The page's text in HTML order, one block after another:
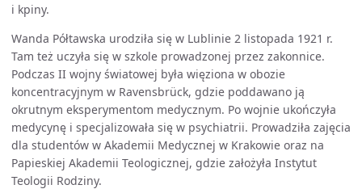
i kpiny.
Wanda Półtawska urodziła się w Lublinie 2 listopada 1921 r.
Tam też uczyła się w szkole prowadzonej przez zakonnice.
Podczas II wojny światowej była więziona w obozie
koncentracyjnym w Ravensbrück, gdzie poddawano ją
okrutnym eksperymentom medycznym. Po wojnie ukończyła
medycynę i specjalizowała się w psychiatrii. Prowadziła zajęcia
dla studentów w Akademii Medycznej w Krakowie oraz na
Papieskiej Akademii Teologicznej, gdzie założyła Instytut
Teologii Rodziny.